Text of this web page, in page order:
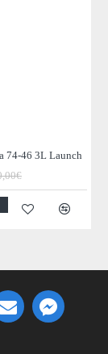
74-46 3L Launch